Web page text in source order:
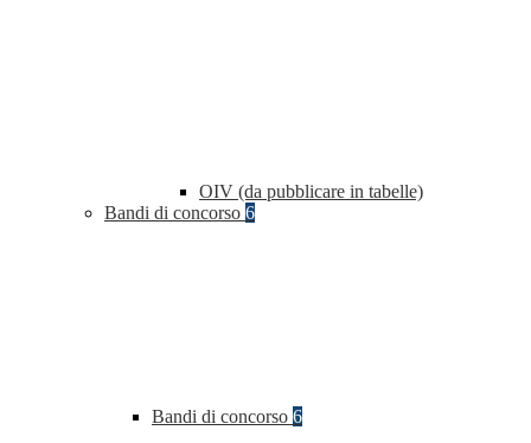
OIV (da pubblicare in tabelle)
Bandi di concorso 6
Bandi di concorso 6